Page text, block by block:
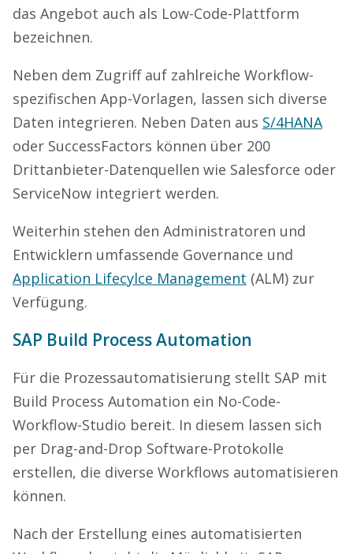
das Angebot auch als Low-Code-Plattform
bezeichnen.
Neben dem Zugriff auf zahlreiche Workflow-
spezifischen App-Vorlagen, lassen sich diverse
Daten integrieren. Neben Daten aus S/4HANA
oder SuccessFactors können über 200
Drittanbieter-Datenquellen wie Salesforce oder
ServiceNow integriert werden.
Weiterhin stehen den Administratoren und
Entwicklern umfassende Governance und
Application Lifecylce Management (ALM) zur
Verfügung.
SAP Build Process Automation
Für die Prozessautomatisierung stellt SAP mit
Build Process Automation ein No-Code-
Workflow-Studio bereit. In diesem lassen sich
per Drag-and-Drop Software-Protokolle
erstellen, die diverse Workflows automatisieren
können.
Nach der Erstellung eines automatisierten